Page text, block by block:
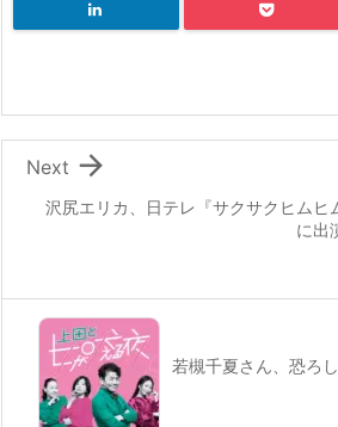
沢尻エリカ、日テレ『サクサクヒムヒ
に出

Next
若槻千夏さん、恐ろ